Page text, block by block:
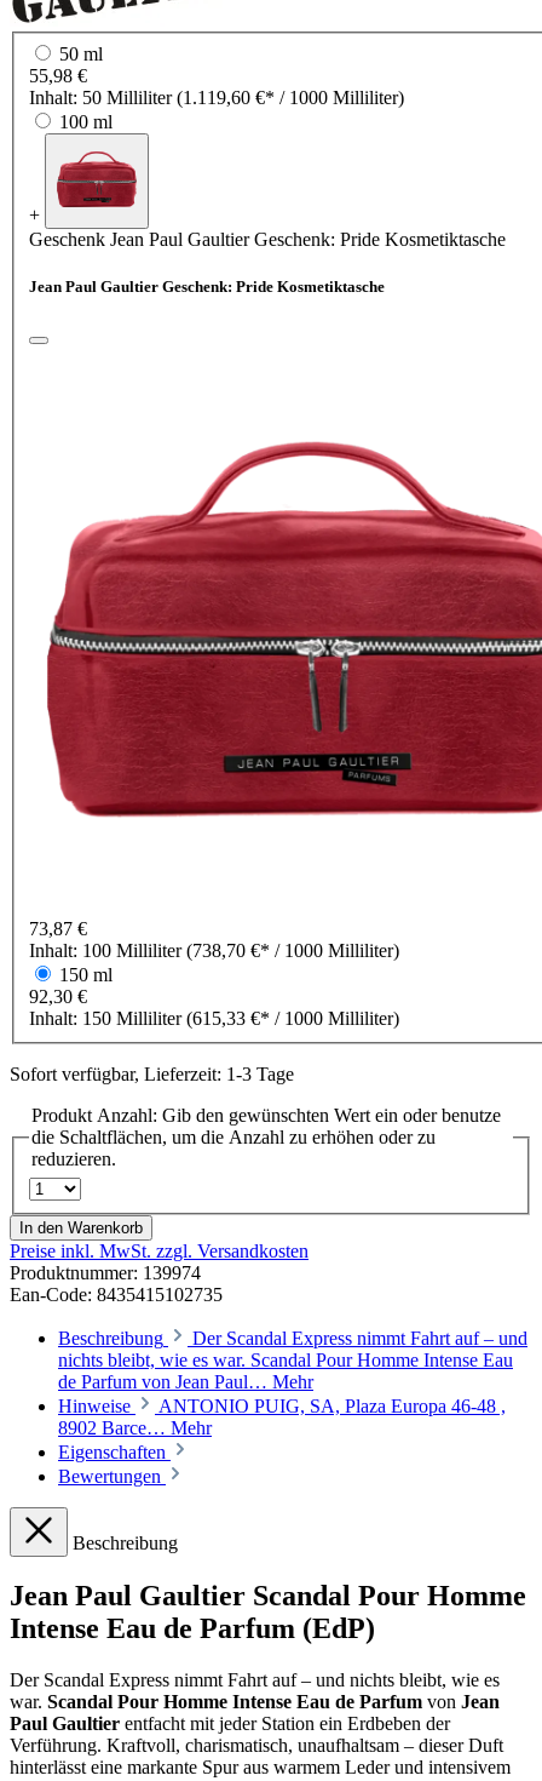
50 ml
55,98 €
Inhalt: 50 Milliliter(1.119,60 €* / 1000 Milliliter)
100 ml
+
Geschenk Jean Paul Gaultier Geschenk: Pride Kosmetiktasche
Jean Paul Gaultier Geschenk: Pride Kosmetiktasche
73,87 €
Inhalt: 100 Milliliter(738,70 €* / 1000 Milliliter)
150 ml
92,30 €
Inhalt: 150 Milliliter(615,33 €* / 1000 Milliliter)
Sofort verfügbar, Lieferzeit: 1-3 Tage
Produkt Anzahl: Gib den gewünschten Wert ein oder benutze
die Schaltflächen, um die Anzahl zu erhöhen oder zu
reduzieren.
In den Warenkorb
Preise inkl. MwSt. zzgl. Versandkosten
Produktnummer: 139974
Ean-Code: 8435415102735
Beschreibung
Der Scandal Express nimmt Fahrt auf – und
nichts bleibt, wie es war. Scandal Pour Homme Intense Eau
de Parfum von Jean Paul… Mehr
Hinweise
ANTONIO PUIG, SA, Plaza Europa 46-48 ,
8902 Barce… Mehr
Eigenschaften
Bewertungen
Beschreibung
Jean Paul Gaultier Scandal Pour Homme
Intense Eau de Parfum (EdP)
Der Scandal Express nimmt Fahrt auf – und nichts bleibt, wie es
war. Scandal Pour Homme Intense Eau de Parfum von Jean
Paul Gaultier entfacht mit jeder Station ein Erdbeben der
Verführung. Kraftvoll, charismatisch, unaufhaltsam – dieser Duft
hinterlässt eine markante Spur aus warmem Leder und intensivem